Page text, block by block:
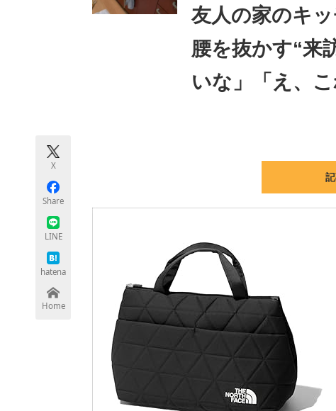
企業向けIT製品
友人の家のキ
腰を抜かす“来
いな」「え、
X
Share
LINE
hatena
Home